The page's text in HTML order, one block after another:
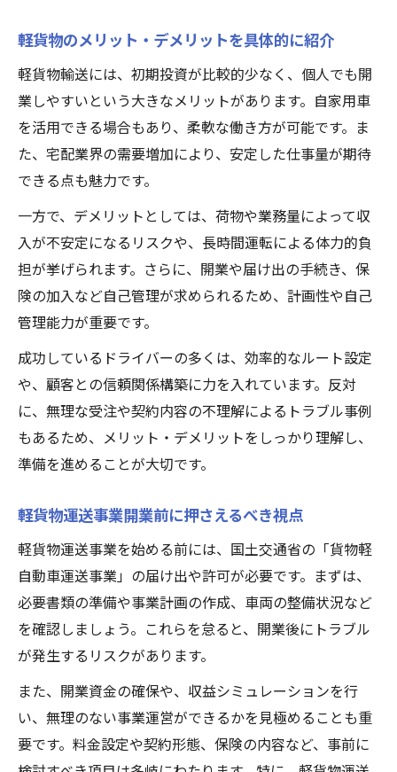
軽貨物のメリット・デメリットを具体的に紹介
軽貨物輸送には、初期投資が比較的少なく、個人でも開
業しやすいという大きなメリットがあります。自家用車
を活用できる場合もあり、柔軟な働き方が可能です。ま
た、宅配業界の需要増加により、安定した仕事量が期待
できる点も魅力です。
一方で、デメリットとしては、荷物や業務量によって収
入が不安定になるリスクや、長時間運転による体力的負
担が挙げられます。さらに、開業や届け出の手続き、保
険の加入など自己管理が求められるため、計画性や自己
管理能力が重要です。
成功しているドライバーの多くは、効率的なルート設定
や、顧客との信頼関係構築に力を入れています。反対
に、無理な受注や契約内容の不理解によるトラブル事例
もあるため、メリット・デメリットをしっかり理解し、
準備を進めることが大切です。
軽貨物運送事業開業前に押さえるべき視点
軽貨物運送事業を始める前には、国土交通省の「貨物軽
自動車運送事業」の届け出や許可が必要です。まずは、
必要書類の準備や事業計画の作成、車両の整備状況など
を確認しましょう。これらを怠ると、開業後にトラブル
が発生するリスクがあります。
また、開業資金の確保や、収益シミュレーションを行
い、無理のない事業運営ができるかを見極めることも重
要です。料金設定や契約形態、保険の内容など、事前に